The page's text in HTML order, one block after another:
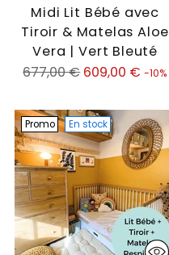
Midi Lit Bébé avec
Tiroir & Matelas Aloe
Vera | Vert Bleuté
Prix
677,00 € 609,00 € -10%
Promo En stock